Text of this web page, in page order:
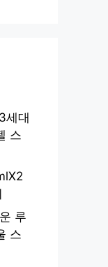
세대
스
루
스